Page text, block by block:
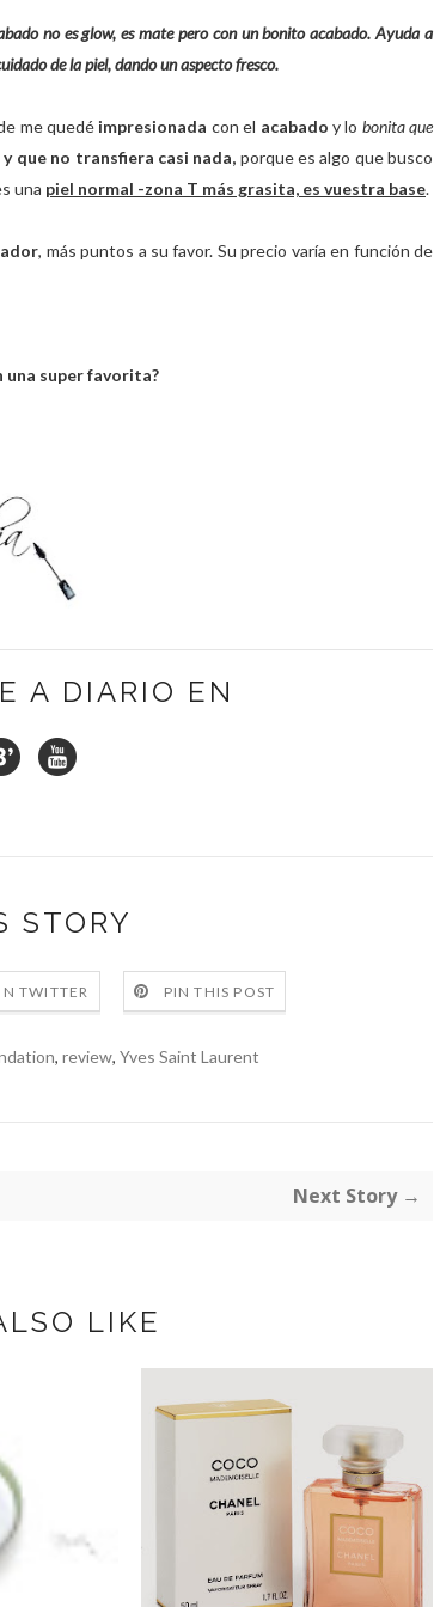
no es glow, es mate pero con un bonito acabado. Ayuda a
de la piel, dando un aspecto fresco.
me quedé impresionada con el acabado y lo bonita que
que no transfiera casi nada, porque es algo que busco
una piel normal -zona T más grasita, es vuestra base.
, más puntos a su favor. Su precio varía en función de
una super favorita?
A DIARIO EN
STORY
TWITTER PIN THIS POST
, review, Yves Saint Laurent
Next Story →
LIKE